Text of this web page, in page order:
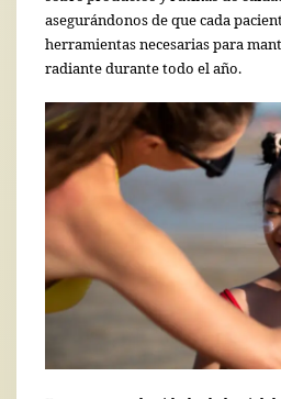
asegurándonos de que cada
herramientas necesarias para
radiante durante todo el año.